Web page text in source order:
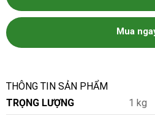
Mua
THÔNG TIN SẢN PHẨM
TRỌNG LƯỢNG
1 kg